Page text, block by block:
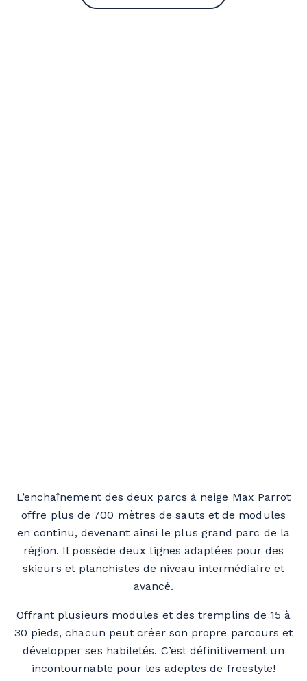
L’enchaînement des deux parcs à neige Max Parrot
offre plus de 700 mètres de sauts et de modules
en continu, devenant ainsi le plus grand parc de la
région. Il possède deux lignes adaptées pour des
skieurs et planchistes de niveau intermédiaire et
avancé.
Offrant plusieurs modules et des tremplins de 15 à
30 pieds, chacun peut créer son propre parcours et
développer ses habiletés. C’est définitivement un
incontournable pour les adeptes de freestyle!